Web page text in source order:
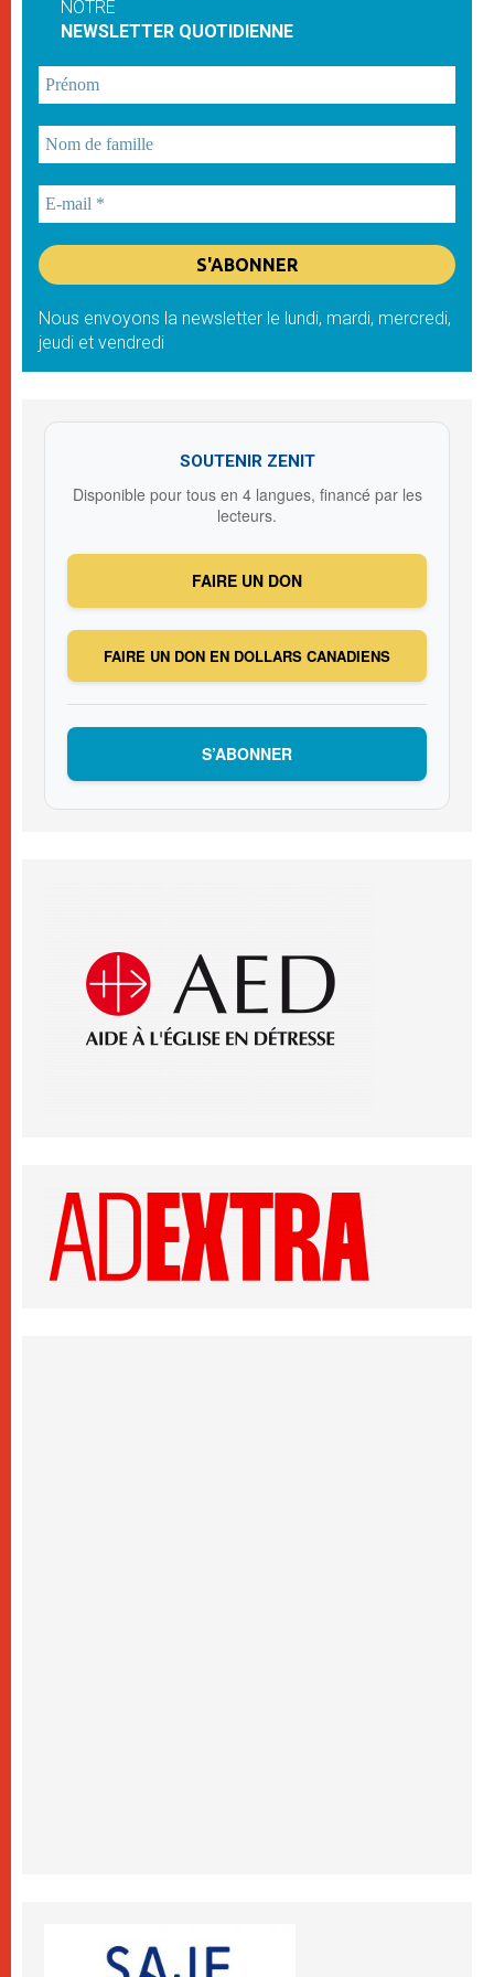
NOTRE
NEWSLETTER QUOTIDIENNE
Nous envoyons la newsletter le lundi, mardi, mercredi,
jeudi et vendredi
SOUTENIR ZENIT
Disponible pour tous en 4 langues, financé par les
lecteurs.
FAIRE UN DON
FAIRE UN DON EN DOLLARS CANADIENS
S’ABONNER